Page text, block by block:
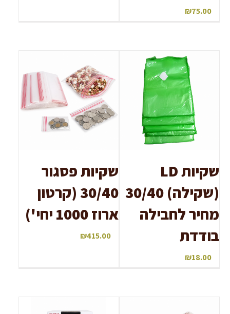
₪75.00
שקיות LD
(שקילה) 30/40
מחיר לחבילה
בודדת
₪18.00
שקיות פסגור
30/40 (קרטון
ארוז 1000 יחי')
₪415.00